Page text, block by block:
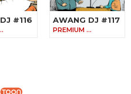
#116 AWANG DJ #117
PREMIUM …